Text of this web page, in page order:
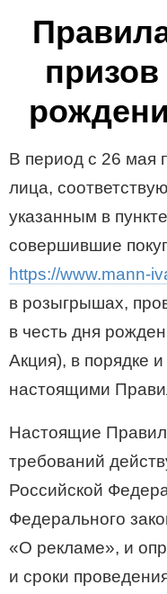
В период с 26 мая
лица,
указанным в
совершившие
https://www.mann-
в розыгрышах,
в честь дня
Акция), в порядке
настоящими
Настоящие
требований
Российской
Федерального
«О рекламе», и
и сроки